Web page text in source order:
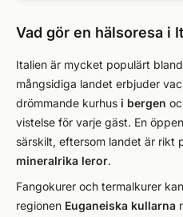
Vad gör en hälsoresa i
Italien är mycket populärt
mångsidiga landet erbjuder
drömmande kurhus i bergen
vistelse för varje gäst. En
särskilt, eftersom landet är rikt
mineralrika leror.
Fangokurer och termalkurer
regionen Euganeiska kullarna